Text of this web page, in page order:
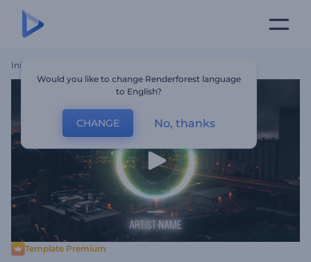
Início
Template Premium
Would you like to change Renderforest language
to English?
CHANGE No, thanks